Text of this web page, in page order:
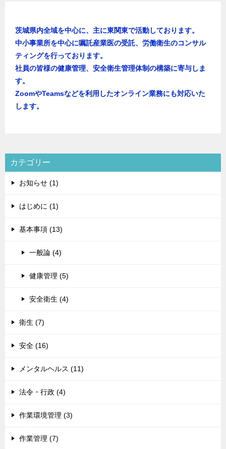
茨城県内全域を中心に、主に東関東で活動しております。
中小事業所を中心に嘱託産業医の受託、労働衛生のコンサル
ティングを行っております。
社員の皆様の健康管理、安全衛生管理体制の構築に寄与しま
す。
ZoomやTeamsなどを利用したオンライン業務にも対応いた
します。
カテゴリー
お知らせ (1)
はじめに (1)
基本事項 (13)
一般論 (4)
健康管理 (5)
安全衛生 (4)
衛生 (7)
安全 (16)
メンタルヘルス (11)
法令・行政 (4)
作業環境管理 (3)
作業管理 (7)